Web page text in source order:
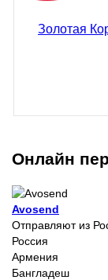
Золотая
Онлайн
Avosend
Отправляют из
Россия
Армения
Бангладеш